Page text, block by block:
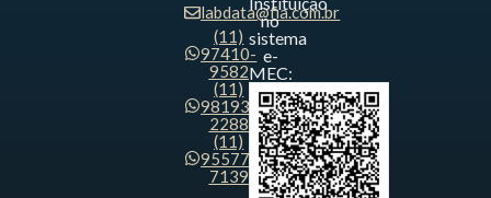
labdata@fia.com.br
(11)
97410-
9582
(11)
98193-
2288
(11)
95577-
7139
no
sistema
e-
MEC: